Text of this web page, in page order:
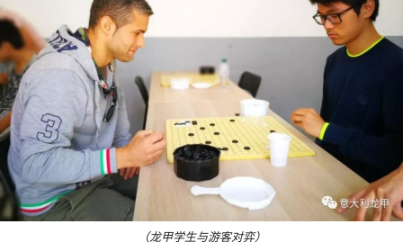
（龙甲学生与游客对弈）